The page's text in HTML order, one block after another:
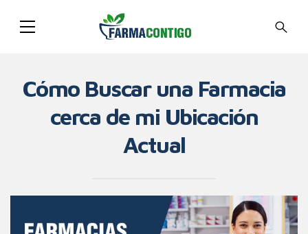
Cómo Buscar una Farmacia
cerca de mi Ubicación
Actual